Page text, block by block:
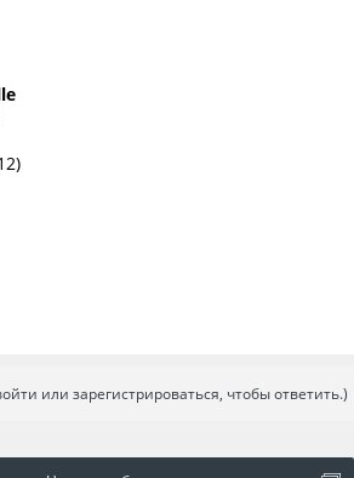
или зарегистрироваться, чтобы ответить.)